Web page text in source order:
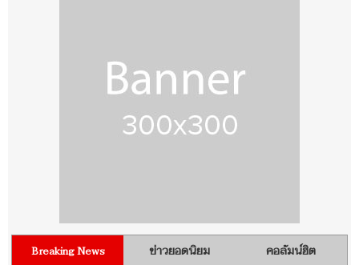
Breaking News ข่าวยอดนิยม คอลัมน์ฮิต